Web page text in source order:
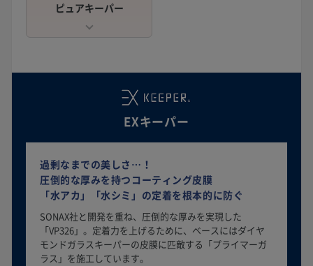
ピュアキーパー
EXキーパー
過剰なまでの美しさ…！
圧倒的な厚みを持つコーティング皮膜
「水アカ」「水シミ」の定着を根本的に防ぐ
SONAX社と開発を重ね、圧倒的な厚みを実現した
「VP326」。定着力を上げるために、ベースにはダイヤ
モンドガラスキーパーの皮膜に匹敵する「プライマーガ
ラス」を施工しています。